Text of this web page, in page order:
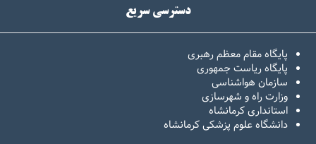
دسترسی سریع
پایگاه مقام معظم رهبری
پایگاه ریاست جمهوری
سازمان هواشناسی
وزارت راه و شهرسازی
استانداری کرمانشاه
دانشگاه علوم پزشکی کرمانشاه